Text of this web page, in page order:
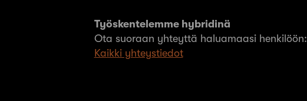
Työskentelemme hybridinä
Ota suoraan yhteyttä haluamaasi henkilöön:
Kaikki yhteystiedot